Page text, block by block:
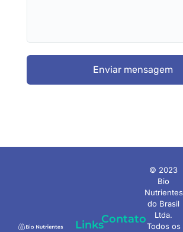
Enviar mensagem
LinksContato
© 2023
Bio
Nutrientes
do Brasil
Ltda.
Todos os